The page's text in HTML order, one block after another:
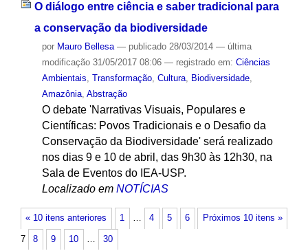
O diálogo entre ciência e saber tradicional para
a conservação da biodiversidade
por Mauro Bellesa — publicado28/03/2014 — última
modificação31/05/2017 08:06 — registrado em: Ciências
Ambientais, Transformação, Cultura, Biodiversidade,
Amazônia, Abstração
O debate 'Narrativas Visuais, Populares e
Científicas: Povos Tradicionais e o Desafio da
Conservação da Biodiversidade' será realizado
nos dias 9 e 10 de abril, das 9h30 às 12h30, na
Sala de Eventos do IEA-USP.
Localizado em NOTÍCIAS
« 10 itens anteriores Próximos 10 itens »
1 … 4 5 6
7 8 9 10 … 30